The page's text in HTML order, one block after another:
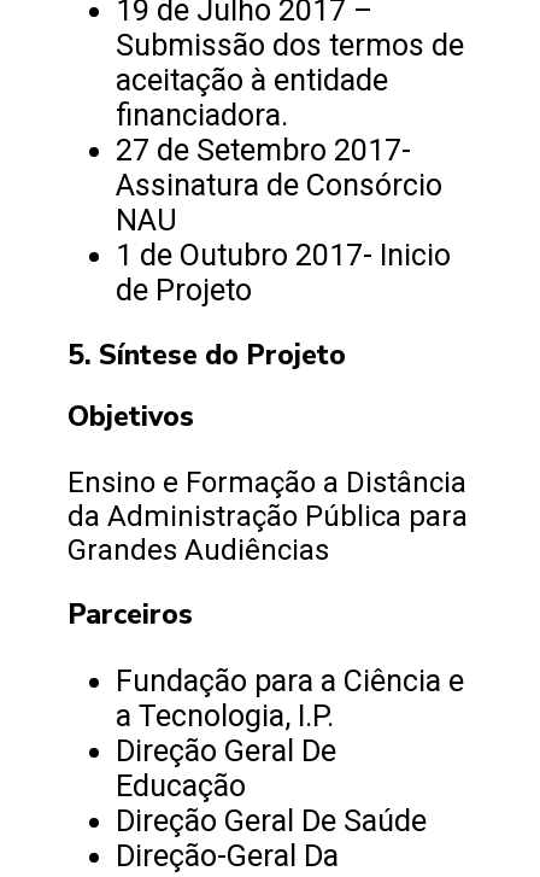
19 de Julho 2017 –
Submissão dos termos de
aceitação à entidade
financiadora.
27 de Setembro 2017-
Assinatura de Consórcio
NAU
1 de Outubro 2017- Inicio
de Projeto
5. Síntese do Projeto
Objetivos
Ensino e Formação a Distância
da Administração Pública para
Grandes Audiências
Parceiros
Fundação para a Ciência e
a Tecnologia, I.P.
Direção Geral De
Educação
Direção Geral De Saúde
Direção-Geral Da